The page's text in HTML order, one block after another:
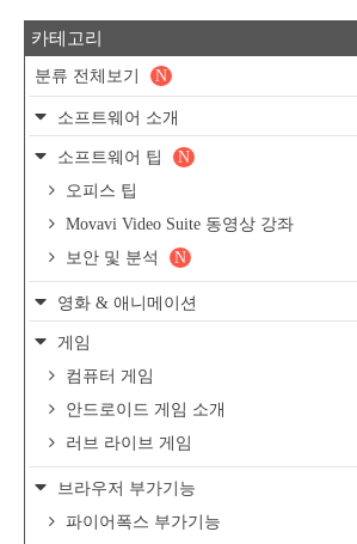
카테고리
분류 전체보기 N
소프트웨어 소개
소프트웨어 팁
N
오피스 팁
Movavi Video Suite 동영상 강좌
보안 및 분석
N
영화 & 애니메이션
게임
컴퓨터 게임
안드로이드 게임 소개
러브 라이브 게임
브라우저 부가기능
파이어폭스 부가기능